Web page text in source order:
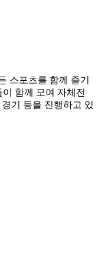
스포츠를 함께 즐기
함께 모여 자체전
기 등을 진행하고 있